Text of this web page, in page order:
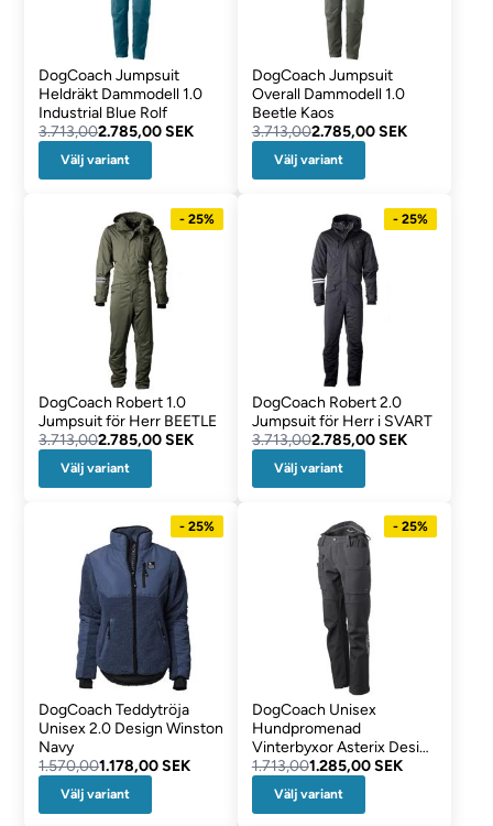
DogCoach Jumpsuit
Heldräkt Dammodell 1.0
Industrial Blue Rolf
3.713,002.785,00 SEK
Välj variant
DogCoach Jumpsuit
Overall Dammodell 1.0
Beetle Kaos
3.713,002.785,00 SEK
Välj variant
- 25%
DogCoach Robert 1.0
Jumpsuit för Herr BEETLE
3.713,002.785,00 SEK
Välj variant
- 25%
DogCoach Robert 2.0
Jumpsuit för Herr i SVART
3.713,002.785,00 SEK
Välj variant
- 25%
DogCoach Teddytröja
Unisex 2.0 Design Winston
Navy
1.570,001.178,00 SEK
Välj variant
- 25%
DogCoach Unisex
Hundpromenad
Vinterbyxor Asterix Design
Regular
1.713,001.285,00 SEK
Välj variant